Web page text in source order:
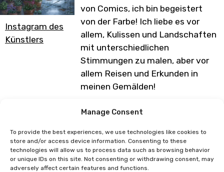
Manage Consent
To provide the best experiences, we use technologies like cookies to
store and/or access device information. Consenting to these
technologies will allow us to process data such as browsing behavior
or unique IDs on this site. Not consenting or withdrawing consent, may
adversely affect certain features and functions.
Instagram des
Künstlers
von Comics, ich bin begeistert
von der Farbe! Ich liebe es vor
allem, Kulissen und Landschaften
mit unterschiedlichen
Stimmungen zu malen, aber vor
allem Reisen und Erkunden in
meinen Gemälden!
Programm unter Vorbehalt von
Sita Ondine